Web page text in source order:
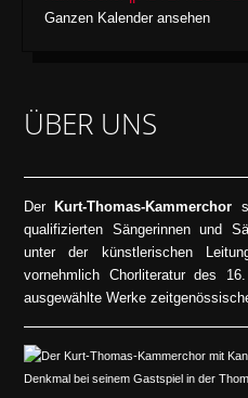
Ganzen Kalender ansehen
ÜBER UNS
DerKurt-Thomas-Kammerchor
qualifizierten Sängerinnen und
unter der künstlerischen
vornehmlich Chorliteratur des
ausgewählte Werke